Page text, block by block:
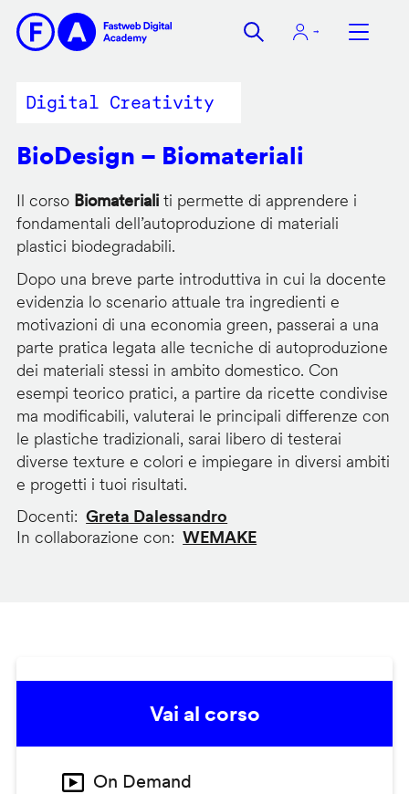
contenuto
Digital Creativity
BioDesign – Biomateriali
Il corso Biomaterialiti permette di apprendere i
fondamentali dell’autoproduzione di materiali
plastici biodegradabili.
Dopo una breve parte introduttiva in cui la docente
evidenzia lo scenario attuale tra ingredienti e
motivazioni di una economia green, passerai a una
parte pratica legata alle tecniche di autoproduzione
dei materiali stessi in ambito domestico. Con
esempi teorico pratici, a partire da ricette condivise
ma modificabili, valuterai le principali differenze con
le plastiche tradizionali, sarai libero di testerai
diverse texture e colori e impiegare in diversi ambiti
e progetti i tuoi risultati.
Docenti
Greta Dalessandro
In collaborazione con
WEMAKE
Vai al corso
On Demand